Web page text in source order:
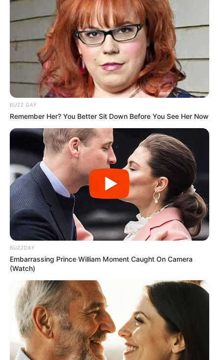
Por disposición del fiscal interviniente, la mujer quedó
detenida y fue puesta a disposición de la justicia
competente.